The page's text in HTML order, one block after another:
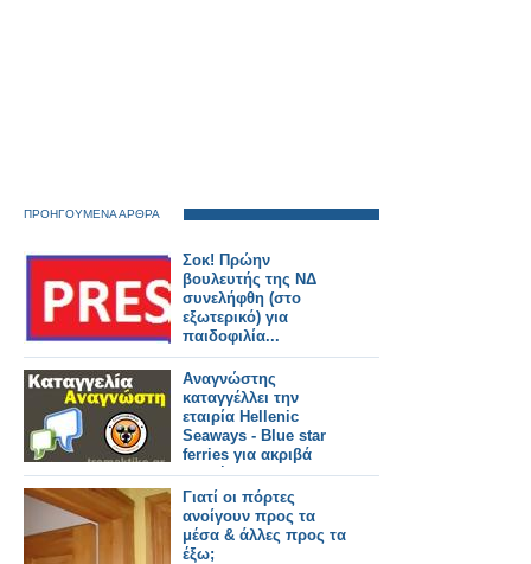
ΠΡΟΗΓΟΥΜΕΝΑ ΑΡΘΡΑ
Σοκ! Πρώην
βουλευτής της ΝΔ
συνελήφθη (στο
εξωτερικό) για
παιδοφιλία...
Αναγνώστης
καταγγέλλει την
εταιρία Hellenic
Seaways - Βlue star
ferries για ακριβά
εισιτήρια στους
φαντάρους
Γιατί οι πόρτες
ανοίγουν προς τα
μέσα & άλλες προς τα
έξω;